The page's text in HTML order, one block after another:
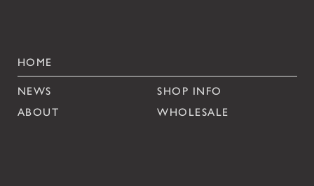
HOME
NEWS
SHOP INFO
ABOUT
WHOLESALE